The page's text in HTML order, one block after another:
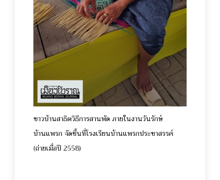
ชาวบ้านสาธิตวิธีการสานพัด ภายในงานวันรักษ์
บ้านแพรก จัดขึ้นที่โรงเรียนบ้านแพรกประชาสรรค์
(ถ่ายเมื่อปี 2558)